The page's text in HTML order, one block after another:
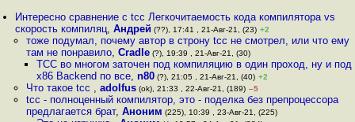
Интересно сравнение с tcc Легкочитаемость кода компилятора vs
скорость компиляц,Андрей (??), 17:41 , 21-Авг-21, (23) +2
тоже подумал, почему автор в строну tcc не смотрел, или что ему
там не понравило, Cradle(?), 19:39 , 21-Авг-21, (30)
ТСС во многом заточен под компиляцию в один проход, ну и под
x86 Backend по все, n80(?), 21:05 , 21-Авг-21, (40) +2
Что такое tcc , adolfus(ok), 21:33 , 22-Авг-21, (189) –5
tcc - полноценный компилятор, это - поделка без препроцессора
предлагается брат, Аноним (225), 10:39 , 23-Авг-21, (225)